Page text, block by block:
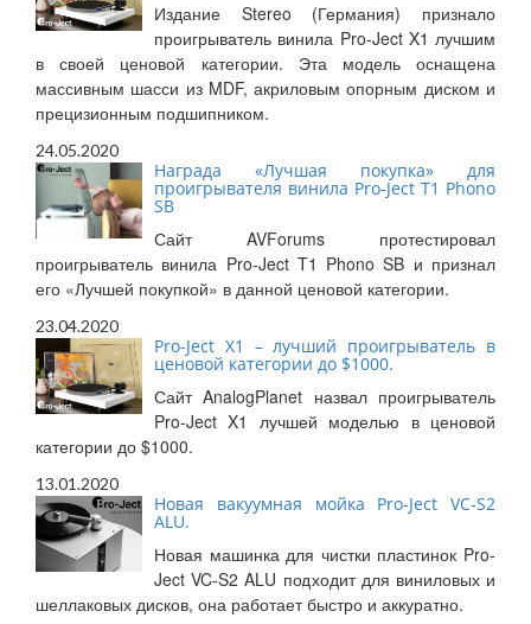
Издание Stereo (Германия) признало
проигрыватель винила Pro-Ject X1 лучшим
в своей ценовой категории. Эта модель оснащена
массивным шасси из MDF, акриловым опорным диском и
прецизионным подшипником.
24.05.2020
Награда «Лучшая покупка» для
проигрывателя винила Pro-Ject T1 Phono
SB
Сайт AVForums протестировал
проигрыватель винила Pro-Ject T1 Phono SB и признал
его «Лучшей покупкой» в данной ценовой категории.
23.04.2020
Pro-Ject X1 – лучший проигрыватель в
ценовой категории до $1000.
Сайт AnalogPlanet назвал проигрыватель
Pro-Ject X1 лучшей моделью в ценовой
категории до $1000.
13.01.2020
Новая вакуумная мойка Pro-Ject VC-S2
ALU.
Новая машинка для чистки пластинок Pro-
Ject VC-S2 ALU подходит для виниловых и
шеллаковых дисков, она работает быстро и аккуратно.